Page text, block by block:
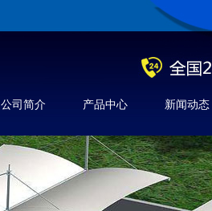
公司简介 产品中心 新闻动态